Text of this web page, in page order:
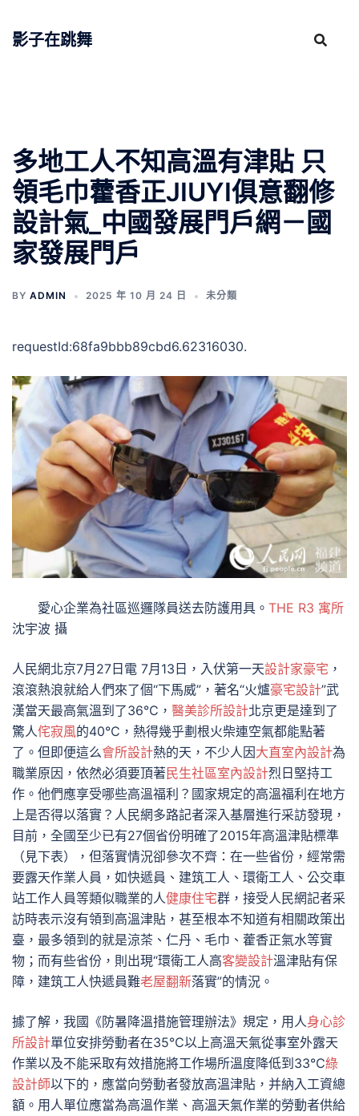
影子在跳舞
多地工人不知高溫有津貼 只
領毛巾藿香正JIUYI俱意翻修
設計氣_中國發展門戶網－國
家發展門戶
BY ADMIN 2025 年 10 月 24 日 未分類
requestId:68fa9bbb89cbd6.62316030.
愛心企業為社區巡邏隊員送去防護用具。 THE R3 寓所
沈宇波 攝
人民網北京7月27日電 7月13日，入伏第一天設計家豪宅 ，
滾滾熱浪就給人們來了個“下馬威”，著名“火爐豪宅設計”武
漢當天最高氣溫到了36℃， 醫美診所設計北京更是達到了
驚人侘寂風的40℃，熱得幾乎劃根火柴連空氣都能點著
了。但即便這么會所設計熱的天，不少人因大直室內設計為
職業原因，依然必須要頂著民生社區室內設計烈日堅持工
作。他們應享受哪些高溫福利？國家規定的高溫福利在地方
上是否得以落實？人民網多路記者深入基層進行采訪發現，
目前，全國至少已有27個省份明確了2015年高溫津貼標準
（見下表），但落實情況卻參次不齊：在一些省份，經常需
要露天作業人員，如快遞員、建筑工人、環衛工人、公交車
站工作人員等類似職業的人健康住宅群，接受人民網記者采
訪時表示沒有領到高溫津貼，甚至根本不知道有相關政策出
臺，最多領到的就是涼茶、仁丹、毛巾、藿香正氣水等實
物；而有些省份，則出現“環衛工人高客變設計溫津貼有保
障，建筑工人快遞員難老屋翻新落實”的情況。
據了解，我國《防暑降溫措施管理辦法》規定，用人身心診
所設計單位安排勞動者在35℃以上高溫天氣從事室外露天
作業以及不能采取有效措施將工作場所溫度降低到33℃綠
設計師以下的，應當向勞動者發放高溫津貼，并納入工資總
額。用人單位應當為高溫作業、高溫天氣作業的勞動者供給